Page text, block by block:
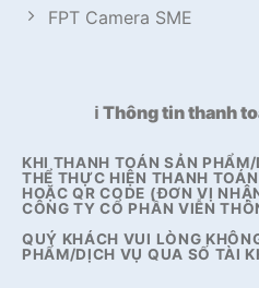
FPT Camera SME
ℹ️ Thông tin thanh
KHI THANH TOÁN SẢN
THỂ THỰC HIỆN THANH
HOẶC QR CODE (ĐƠN VỊ
CÔNG TY CỔ PHẦN VIỄN
QUÝ KHÁCH VUI LÒNG
PHẨM/DỊCH VỤ QUA SỐ TÀI